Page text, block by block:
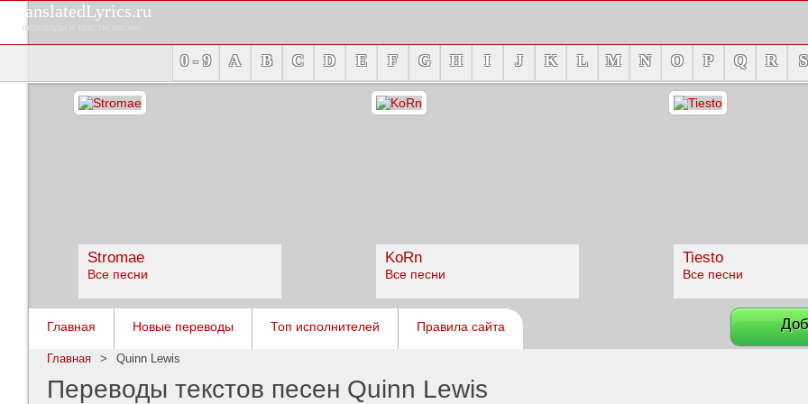
TranslatedLyrics.ru
переводы и тексты песен
0 - 9 A B C D E F G H I J K L M N O P Q R S
Stromae
Все песни
KoRn
Все песни
Tiesto
Все песни
Главная Новые переводы Топ исполнителей Правила сайта
Главная > Quinn Lewis
Переводы текстов песен Quinn Lewis